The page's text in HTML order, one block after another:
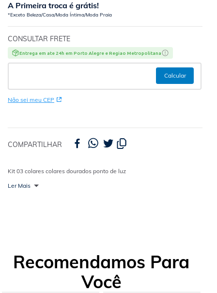
A Primeira troca é grátis!
*Exceto Beleza/Casa/Moda Íntima/Moda Praia
CONSULTAR FRETE
Entrega em ate 24h em Porto Alegre e Regiao Metropolitana
Não sei meu CEP
COMPARTILHAR
Kit 03 colares colares dourados ponto de luz
Ler Mais
Recomendamos Para
Você